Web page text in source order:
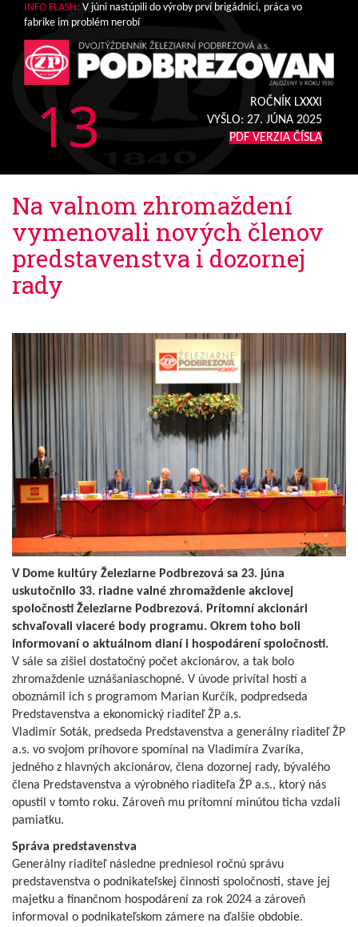
INFO FLASH: V júni nastúpili do výroby prví brigádnici, práca vo
fabrike im problém nerobí
13
ROČNÍK LXXXI
VYŠLO: 27. JÚNA 2025
PDF VERZIA ČÍSLA
Na valnom zhromaždení
vymenovali nových členov
predstavenstva i dozornej
rady
V Dome kultúry Železiarne Podbrezová sa 23. júna
uskutočnilo 33. riadne valné zhromaždenie akciovej
spoločnosti Železiarne Podbrezová. Prítomní akcionári
schvaľovali viaceré body programu. Okrem toho boli
informovaní o aktuálnom dianí i hospodárení spoločnosti.
V sále sa zišiel dostatočný počet akcionárov, a tak bolo
zhromaždenie uznášaniaschopné. V úvode privítal hostí a
oboznámil ich s programom Marian Kurčík, podpredseda
Predstavenstva a ekonomický riaditeľ ŽP a.s.
Vladimír Soták, predseda Predstavenstva a generálny riaditeľ ŽP
a.s. vo svojom príhovore spomínal na Vladimíra Zvaríka,
jedného z hlavných akcionárov, člena dozornej rady, bývalého
člena Predstavenstva a výrobného riaditeľa ŽP a.s., ktorý nás
opustil v tomto roku. Zároveň mu prítomní minútou ticha vzdali
pamiatku.
Správa predstavenstva
Generálny riaditeľ následne predniesol ročnú správu
predstavenstva o podnikateľskej činnosti spoločnosti, stave jej
majetku a finančnom hospodárení za rok 2024 a zároveň
informoval o podnikateľskom zámere na ďalšie obdobie.